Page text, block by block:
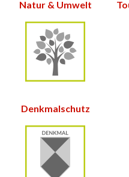
Natur & Umwelt
Denkmalschutz